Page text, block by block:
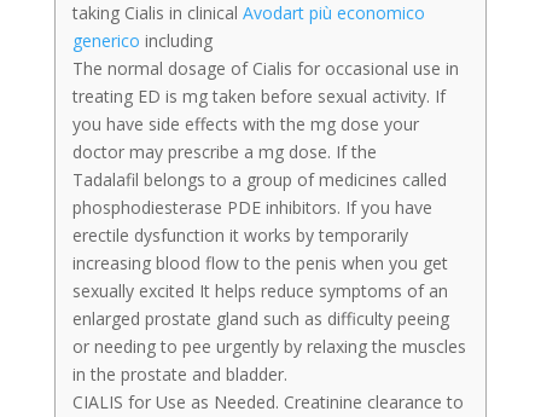
taking Cialis in clinical Avodart più economico
generico including
The normal dosage of Cialis for occasional use in
treating ED is mg taken before sexual activity. If
you have side effects with the mg dose your
doctor may prescribe a mg dose. If the
Tadalafil belongs to a group of medicines called
phosphodiesterase PDE inhibitors. If you have
erectile dysfunction it works by temporarily
increasing blood flow to the penis when you get
sexually excited It helps reduce symptoms of an
enlarged prostate gland such as difficulty peeing
or needing to pee urgently by relaxing the muscles
in the prostate and bladder.
CIALIS for Use as Needed. Creatinine clearance to